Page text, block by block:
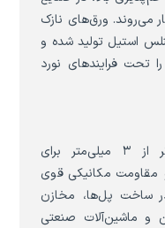
می‌روند. ورق‌های نازک
استیل تولید شده و
تحت فرایندهای نورد
ورق‌های ضخیم با ضخامت بالاتر از ۳ میلی‌متر برای
و مقاومت مکانیکی قوی
ساخت پل‌ها، مخازن
و ماشین‌آلات صنعتی